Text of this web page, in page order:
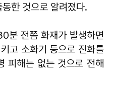
한 것으로 알려졌다.
분 전쯤 화재가 발생하면
고 소화기 등으로 진화를
피해는 없는 것으로 전해